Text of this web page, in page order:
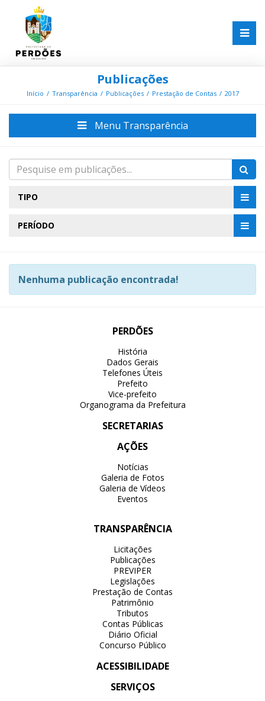
Publicações
Início Transparência Publicações Prestação de Contas 2017
Menu Transparência
TIPO
PERÍODO
Nenhuma publicação encontrada!
PERDÕES
História
Dados Gerais
Telefones Úteis
Prefeito
Vice-prefeito
Organograma da Prefeitura
SECRETARIAS
AÇÕES
Notícias
Galeria de Fotos
Galeria de Vídeos
Eventos
TRANSPARÊNCIA
Licitações
Publicações
PREVIPER
Legislações
Prestação de Contas
Patrimônio
Tributos
Contas Públicas
Diário Oficial
Concurso Público
ACESSIBILIDADE
SERVIÇOS